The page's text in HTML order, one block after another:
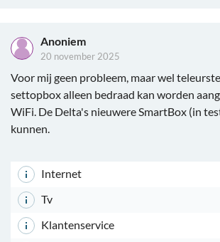
Anoniem
20 november 2025
Voor mij geen probleem, maar wel
settopbox alleen bedraad kan worden
WiFi. De Delta's nieuwere SmartBox (in
kunnen.
Internet
Tv
Klantenservice